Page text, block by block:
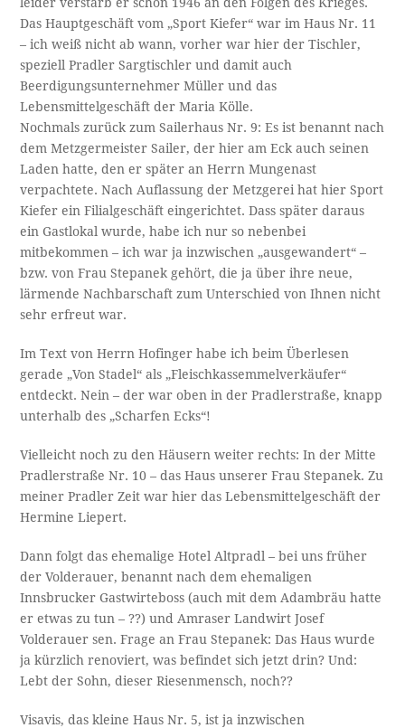
Das Hauptgeschäft vom „Sport Kiefer“ war im Haus Nr. 11
– ich weiß nicht ab wann, vorher war hier der Tischler,
speziell Pradler Sargtischler und damit auch
Beerdigungsunternehmer Müller und das
Lebensmittelgeschäft der Maria Kölle.
Nochmals zurück zum Sailerhaus Nr. 9: Es ist benannt nach
dem Metzgermeister Sailer, der hier am Eck auch seinen
Laden hatte, den er später an Herrn Mungenast
verpachtete. Nach Auflassung der Metzgerei hat hier Sport
Kiefer ein Filialgeschäft eingerichtet. Dass später daraus
ein Gastlokal wurde, habe ich nur so nebenbei
mitbekommen – ich war ja inzwischen „ausgewandert“ –
bzw. von Frau Stepanek gehört, die ja über ihre neue,
lärmende Nachbarschaft zum Unterschied von Ihnen nicht
sehr erfreut war.
Im Text von Herrn Hofinger habe ich beim Überlesen
gerade „Von Stadel“ als „Fleischkassemmelverkäufer“
entdeckt. Nein – der war oben in der Pradlerstraße, knapp
unterhalb des „Scharfen Ecks“!
Vielleicht noch zu den Häusern weiter rechts: In der Mitte
Pradlerstraße Nr. 10 – das Haus unserer Frau Stepanek. Zu
meiner Pradler Zeit war hier das Lebensmittelgeschäft der
Hermine Liepert.
Dann folgt das ehemalige Hotel Altpradl – bei uns früher
der Volderauer, benannt nach dem ehemaligen
Innsbrucker Gastwirteboss (auch mit dem Adambräu hatte
er etwas zu tun – ??) und Amraser Landwirt Josef
Volderauer sen. Frage an Frau Stepanek: Das Haus wurde
ja kürzlich renoviert, was befindet sich jetzt drin? Und:
Lebt der Sohn, dieser Riesenmensch, noch??
Visavis, das kleine Haus Nr. 5, ist ja inzwischen